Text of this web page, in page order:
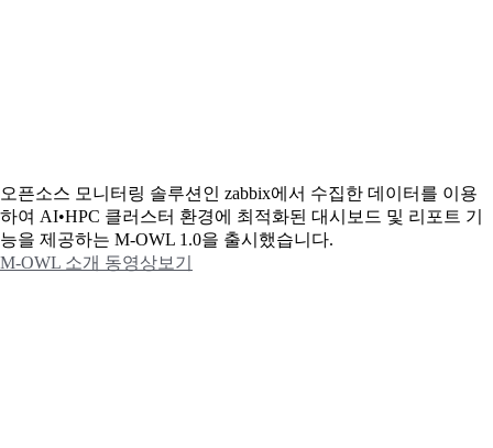
오픈소스 모니터링 솔루션인 zabbix에서 수집한 데이터를 이용
하여 AI•HPC 클러스터 환경에 최적화된 대시보드 및 리포트 기
능을 제공하는 M-OWL 1.0을 출시했습니다.
M-OWL 소개 동영상보기